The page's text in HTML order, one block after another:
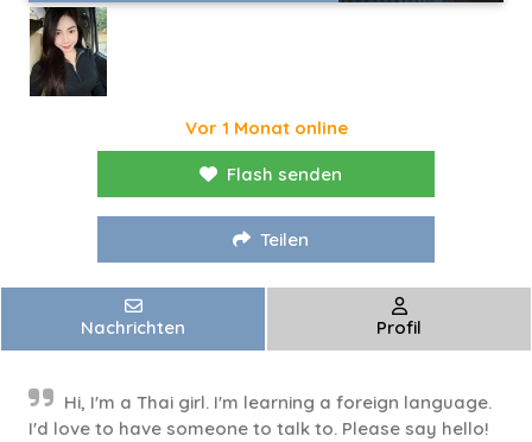
Vor 1 Monat online
Flash senden
Teilen
Nachrichten Profil
Hi, I'm a Thai girl. I'm learning a foreign language.
I'd love to have someone to talk to. Please say hello!